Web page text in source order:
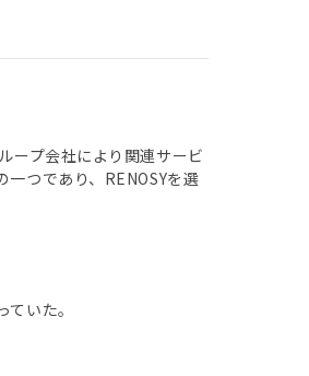
ープ会社により関連サービ
つであり、RENOSYを選
いた。